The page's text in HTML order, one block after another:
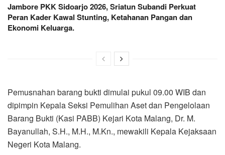
Jambore PKK Sidoarjo 2026, Sriatun Subandi Perkuat
Peran Kader Kawal Stunting, Ketahanan Pangan dan
Ekonomi Keluarga.
Pemusnahan barang bukti dimulai pukul 09.00 WIB dan
dipimpin Kepala Seksi Pemulihan Aset dan Pengelolaan
Barang Bukti (Kasi PABB) Kejari Kota Malang, Dr. M.
Bayanullah, S.H., M.H., M.Kn., mewakili Kepala Kejaksaan
Negeri Kota Malang.